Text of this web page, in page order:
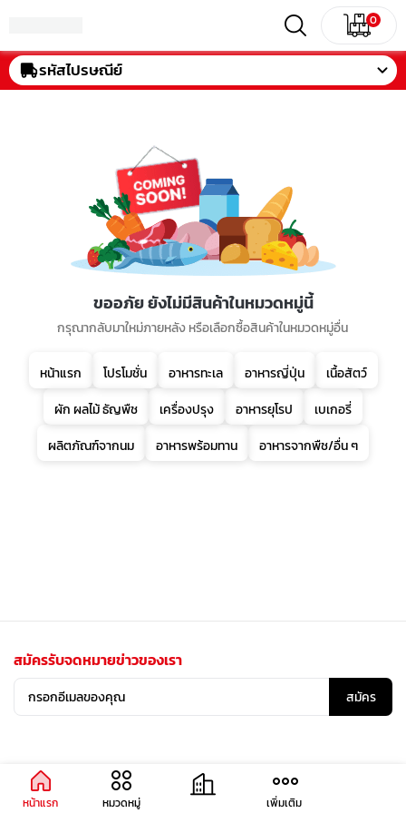
0
รหัสไปรษณีย์
ขออภัย ยังไม่มีสินค้าในหมวดหมู่นี้
กรุณากลับมาใหม่ภายหลัง หรือเลือกซื้อสินค้าในหมวดหมู่อื่น
หน้าแรก โปรโมชั่น อาหารทะเล อาหารญี่ปุ่น
เนื้อสัตว์
ผัก ผลไม้ ธัญพืช
เครื่องปรุง อาหารยุโรป
เบเกอรี่
ผลิตภัณฑ์จากนม
อาหารพร้อมทาน อาหารจากพืช/อื่น ๆ
สมัครรับจดหมายข่าวของเรา
สมัคร
หน้าแรก หมวดหมู่ เพิ่มเติม